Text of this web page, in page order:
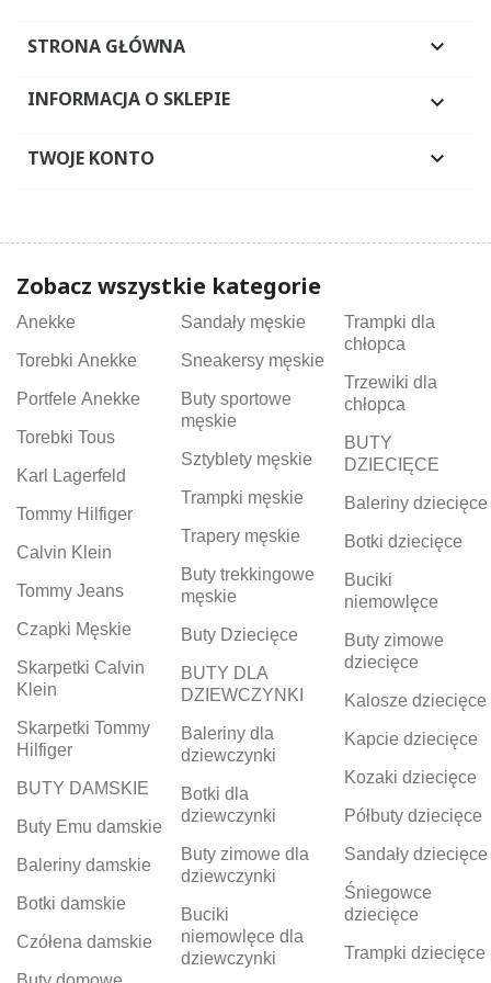
STRONA GŁÓWNA 
INFORMACJA O SKLEPIE 
TWOJE KONTO 
Zobacz wszystkie kategorie
Anekke
Torebki Anekke
Portfele Anekke
Torebki Tous
Karl Lagerfeld
Tommy Hilfiger
Calvin Klein
Tommy Jeans
Czapki Męskie
Skarpetki Calvin
Klein
Skarpetki Tommy
Hilfiger
BUTY DAMSKIE
Buty Emu damskie
Baleriny damskie
Botki damskie
Czółena damskie
Sandały męskie
Sneakersy męskie
Buty sportowe
męskie
Sztyblety męskie
Trampki męskie
Trapery męskie
Buty trekkingowe
męskie
Buty Dziecięce
BUTY DLA
DZIEWCZYNKI
Baleriny dla
dziewczynki
Botki dla
dziewczynki
Buty zimowe dla
dziewczynki
Buciki
niemowlęce dla
dziewczynki
Trampki dla
chłopca
Trzewiki dla
chłopca
BUTY
DZIECIĘCE
Baleriny dziecięce
Botki dziecięce
Buciki
niemowlęce
Buty zimowe
dziecięce
Kalosze dziecięce
Kapcie dziecięce
Kozaki dziecięce
Półbuty dziecięce
Sandały dziecięce
Śniegowce
dziecięce
Trampki dziecięce